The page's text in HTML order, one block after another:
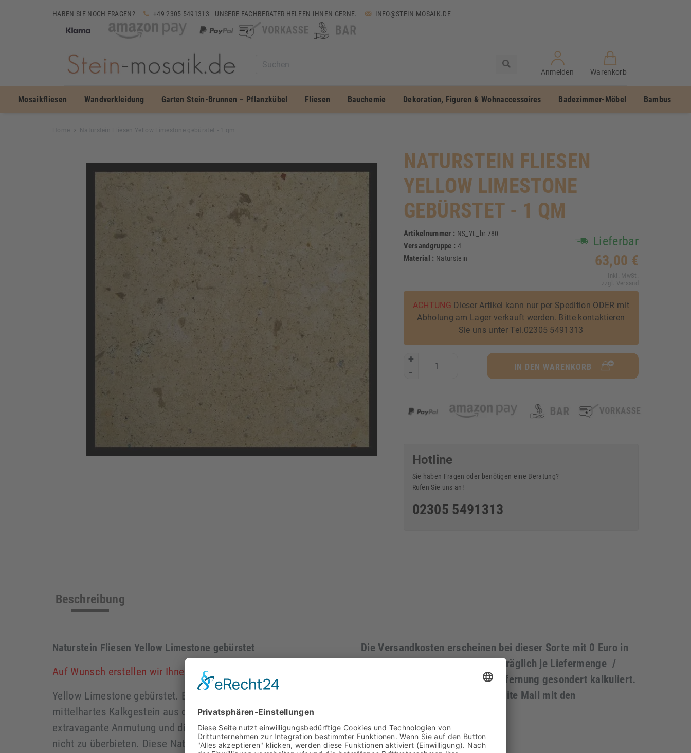
HABEN SIE NOCH FRAGEN? +49 2305 5491313 UNSERE FACHBERATER HELFEN IHNEN GERNE. INFO@STEIN-MOSAIK.DE
Anmelden Warenkorb
Mosaikfliesen Wandverkleidung Garten Stein-Brunnen – Pflanzkübel Fliesen Bauchemie Dekoration, Figuren & Wohnaccessoires Badezimmer-Möbel Bambus
Home Naturstein Fliesen Yellow Limestone gebürstet - 1 qm
NATURSTEIN FLIESEN
YELLOW LIMESTONE
GEBÜRSTET - 1 QM
Artikelnummer : NS_YL_br-780
Versandgruppe : 4
Material : Naturstein
Lieferbar
63,00 €
Inkl. MwSt.
zzgl. Versand
ACHTUNG Dieser Artikel kann nur per Spedition ODER mit
Abholung am Lager verkauft werden. Bitte kontaktieren
Sie uns unter Tel.02305 5491313
+
-
IN DEN WARENKORB
Hotline
Sie haben Fragen oder benötigen eine Beratung?
Rufen Sie uns an!
02305 5491313
Beschreibung
Naturstein Fliesen Yellow Limestone gebürstet
Auf Wunsch erstellen wir Ihnen ein Versandkostenangebot!
Yellow Limestone gebürstet. Es handelt sich um ein
mittelhartes Kalkgestein aus den besten Brüchen Chinas. Die
extravagante Anmutung und die Maserung sind für Kenner
nicht zu überbieten. Diese Naturstein Fliesen sind geschliffen
Die Versandkosten erscheinen bei dieser Sorte mit 0 Euro in
der Bestellung und werden nachträglich je Liefermenge /
Gewicht und Lieferadresse / Entfernung gesondert kalkuliert.
Sie erhalten in dem Fall eine zweite Mail mit den
Spezifikation